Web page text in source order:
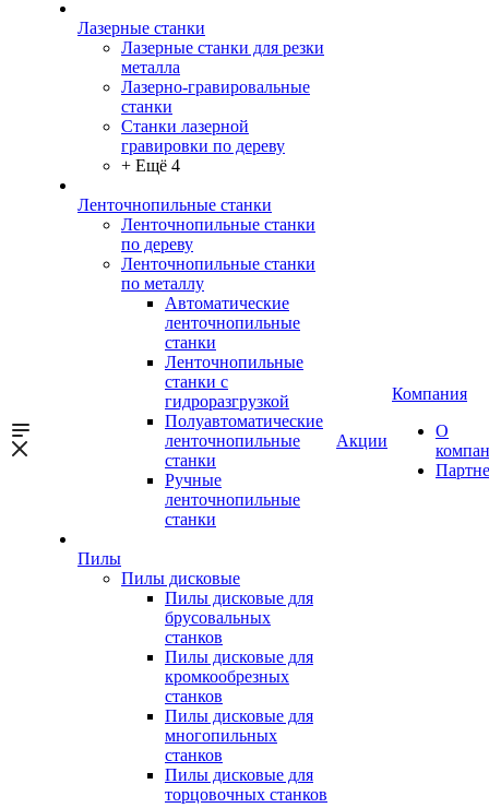
Лазерные станки
Лазерные станки для резки
металла
Лазерно-гравировальные
станки
Станки лазерной
гравировки по дереву
+ Ещё 4
Ленточнопильные станки
Ленточнопильные станки
по дереву
Ленточнопильные станки
по металлу
Автоматические
ленточнопильные
станки
Ленточнопильные
станки с
гидроразгрузкой
Полуавтоматические
ленточнопильные
станки
Ручные
ленточнопильные
станки
Пилы
Пилы дисковые
Пилы дисковые для
брусовальных
станков
Пилы дисковые для
кромкообрезных
станков
Пилы дисковые для
многопильных
станков
Пилы дисковые для
торцовочных станков
Акции
Компания
О